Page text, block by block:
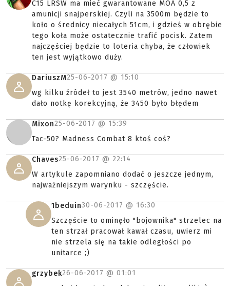
C15 LRSW ma mieć gwarantowane MOA 0,5 z
amunicji snajperskiej. Czyli na 3500m będzie to
koło o średnicy niecałych 51cm, i gdzieś w obrębie
tego koła może ostatecznie trafić pocisk. Zatem
najczęściej będzie to loteria chyba, że człowiek
ten jest wyjątkowo duży.
DariuszM25-06-2017 @ 15:10
wg kilku źródeł to jest 3540 metrów, jedno nawet
dało notkę korekcyjną, że 3450 było błędem
Mixon25-06-2017 @ 15:39
Tac-50? Madness Combat 8 ktoś coś?
Chaves25-06-2017 @ 22:14
W artykule zapomniano dodać o jeszcze jednym,
najważniejszym warynku - szczęście.
1beduin30-06-2017 @ 16:30
Szczęście to ominęło "bojownika" strzelec na
ten strzał pracował kawał czasu, uwierz mi
nie strzela się na takie odległości po
unitarce ;)
grzybek26-06-2017 @ 01:01